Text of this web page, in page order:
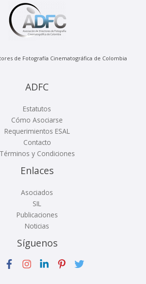
de Fotografía Cinematográfica de Colombia
ADFC
Estatutos
Cómo Asociarse
Requerimientos ESAL
Contacto
Términos y Condiciones
Enlaces
Asociados
SIL
Publicaciones
Noticias
Síguenos